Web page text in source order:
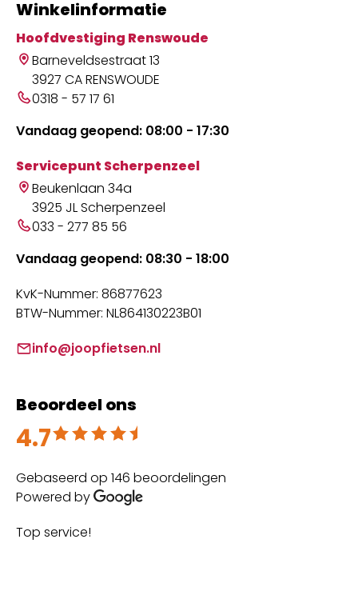
Winkelinformatie
Hoofdvestiging Renswoude
Barneveldsestraat 13
3927 CA RENSWOUDE
0318 - 57 17 61
Vandaag geopend: 08:00 - 17:30
Servicepunt Scherpenzeel
Beukenlaan 34a
3925 JL Scherpenzeel
033 - 277 85 56
Vandaag geopend: 08:30 - 18:00
KvK-Nummer: 86877623
BTW-Nummer: NL864130223B01
info@joopfietsen.nl
Beoordeel ons
4.7
Beoordeeld met 4.7 uit 5
Gebaseerd op 146 beoordelingen
Powered by
Top service!